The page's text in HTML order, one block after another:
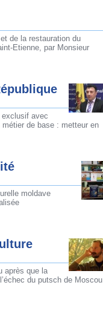
de la restauration du
Etienne, par Monsieur
exclusif avec
de base : metteur en
moldave
après que la
du putsch de Moscou